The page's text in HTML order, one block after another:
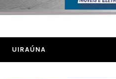
UIRAÚNA